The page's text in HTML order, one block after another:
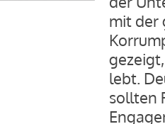
mit der
lebt.
sollten